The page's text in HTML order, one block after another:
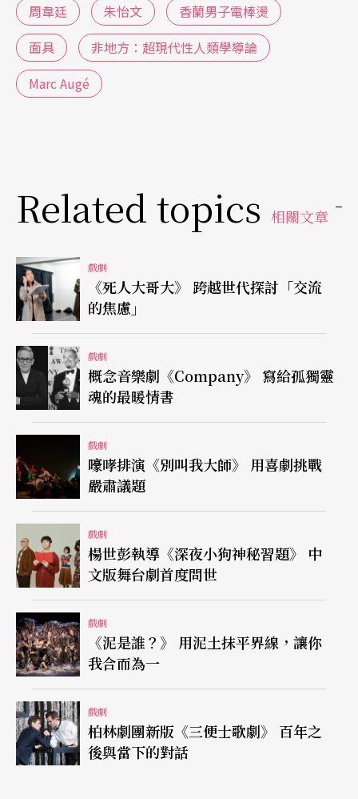
了張輝美術館，將之打造成旅社。
周韋廷 朱怡文
香蘭男子電棒燙
面具
非地方：超現代性人類學導論
Marc Augé
Related topics 相關文章
戲劇
《死人大哥大》 跨越世代探討「交流
的焦慮」
戲劇
概念音樂劇《Company》 寫給孤獨靈
魂的最暖情書
戲劇
嚎哮排演《別叫我大師》 用喜劇挑戰
嚴肅議題
戲劇
楊世彭執導《深夜小狗神秘習題》 中
文版舞台劇首度問世
戲劇
《泥是誰？》 用泥土抹平界線，讓你
我合而為一
戲劇
柏林劇團新版《三便士歌劇》 百年之
後與當下的對話